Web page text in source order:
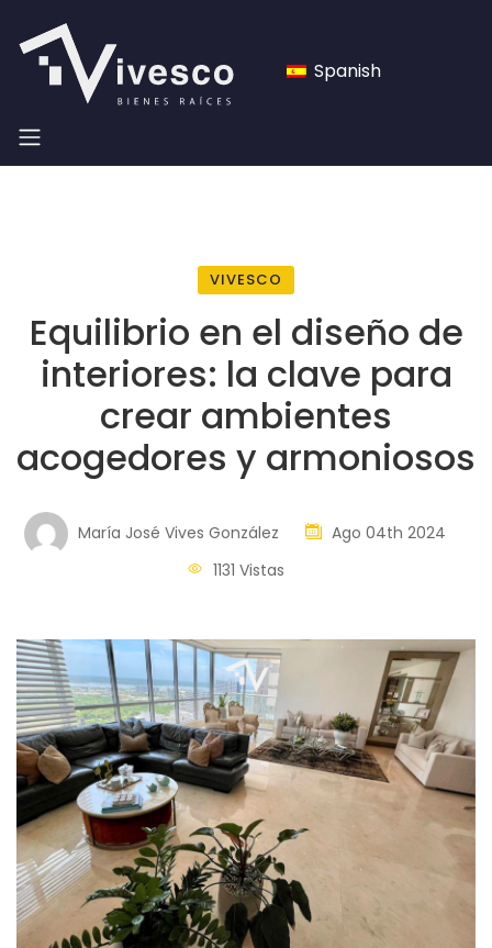
Spanish
VIVESCO
Equilibrio en el diseño de
interiores: la clave para
crear ambientes
acogedores y armoniosos
María José Vives González
Ago 04th 2024
1131 Vistas